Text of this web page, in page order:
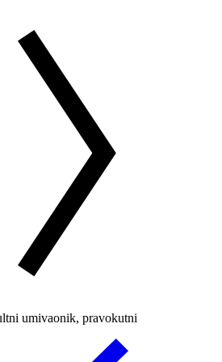
umivaonik, pravokutni